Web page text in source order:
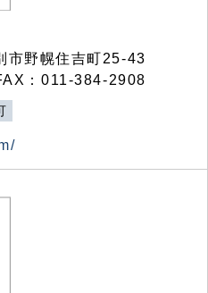
野幌住吉町25-43
：011-384-2908